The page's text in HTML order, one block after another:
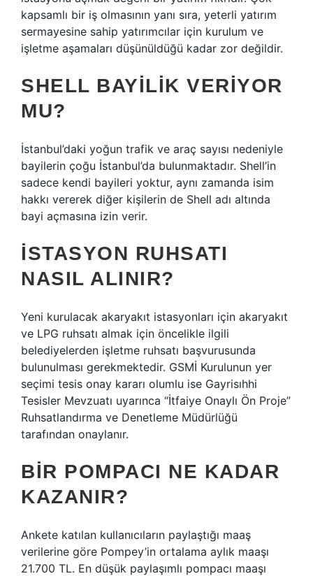
kapsamlı bir iş olmasının yanı sıra, yeterli yatırım
sermayesine sahip yatırımcılar için kurulum ve
işletme aşamaları düşünüldüğü kadar zor değildir.
SHELL BAYILIK VERIYOR
MU?
İstanbul’daki yoğun trafik ve araç sayısı nedeniyle
bayilerin çoğu İstanbul’da bulunmaktadır. Shell’in
sadece kendi bayileri yoktur, aynı zamanda isim
hakkı vererek diğer kişilerin de Shell adı altında
bayi açmasına izin verir.
İSTASYON RUHSATI
NASIL ALINIR?
Yeni kurulacak akaryakıt istasyonları için akaryakıt
ve LPG ruhsatı almak için öncelikle ilgili
belediyelerden işletme ruhsatı başvurusunda
bulunulması gerekmektedir. GSMİ Kurulunun yer
seçimi tesis onay kararı olumlu ise Gayrisıhhi
Tesisler Mevzuatı uyarınca “İtfaiye Onaylı Ön Proje”
Ruhsatlandırma ve Denetleme Müdürlüğü
tarafından onaylanır.
BIR POMPACI NE KADAR
KAZANIR?
Ankete katılan kullanıcıların paylaştığı maaş
verilerine göre Pompey’in ortalama aylık maaşı
21.700 TL. En düşük paylaşımlı pompacı maaşı